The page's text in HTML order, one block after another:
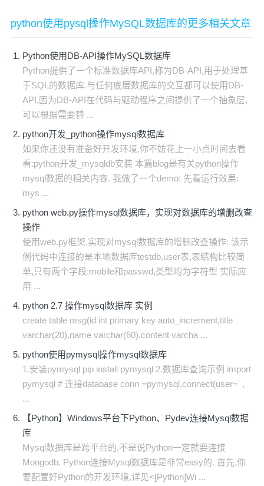
python使用pysql操作MySQL数据库的更多相关文章
Python使用DB-API操作MySQL数据库
Python提供了一个标准数据库API,称为DB-API,用于处理基
于SQL的数据库.与任何底层数据库的交互都可以使用DB-
API,因为DB-API在代码与驱动程序之间提供了一个抽象层,
可以根据需要替 ...
python开发_python操作mysql数据库
如果你还没有准备好开发环境,你不妨花上一小点时间去看
看:python开发_mysqldb安装 本篇blog是有关python操作
mysql数据的相关内容. 我做了一个demo: 先看运行效果:
mys ...
python web.py操作mysql数据库，实现对数据库的增删改查
操作
使用web.py框架,实现对mysql数据库的增删改查操作: 该示
例代码中连接的是本地数据库testdb,user表,表结构比较简
单,只有两个字段:mobile和passwd,类型均为字符型 实际应
用 ...
python 2.7 操作mysql数据库 实例
create table msg(id int primary key auto_increment,title
varchar(20),name varchar(60),content varcha ...
python使用pymysql操作mysql数据库
1.安装pymysql pip install pymysql 2.数据库查询示例 import
pymysql # 连接database conn =pymysql.connect(user=' ,
...
【Python】Windows平台下Python、Pydev连接Mysql数据
库
Mysql数据库是跨平台的,不是说Python一定就要连接
Mongodb. Python连接Mysql数据库是非常easy的. 首先,你
要配置好Python的开发环境,详见<[Python]Wi ...